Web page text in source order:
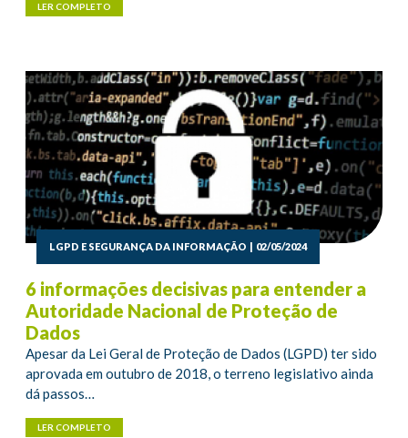
LER COMPLETO
LGPD E SEGURANÇA DA INFORMAÇÃO | 02/05/2024
6 informações decisivas para entender a
Autoridade Nacional de Proteção de
Dados
Apesar da Lei Geral de Proteção de Dados (LGPD) ter sido
aprovada em outubro de 2018, o terreno legislativo ainda
dá passos…
LER COMPLETO